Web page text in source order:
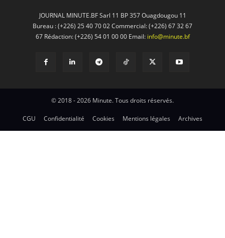
JOURNAL MINUTE.BF Sarl 11 BP 357 Ouagdougou 11
Bureau : (+226) 25 40 70 02 Commercial: (+226) 67 32 67
67 Rédaction: (+226) 54 01 00 00 Email: info@minute.bf
© 2018 - 2026 Minute. Tous droits réservés.
CGU Confidentialité Cookies Mentions légales Archives